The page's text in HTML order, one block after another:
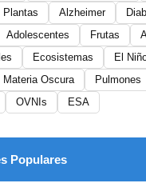
Plantas Alzheimer
Adolescentes Frutas
Ecosistemas El
Materia Oscura Pulmones
OVNIs ESA
Populares